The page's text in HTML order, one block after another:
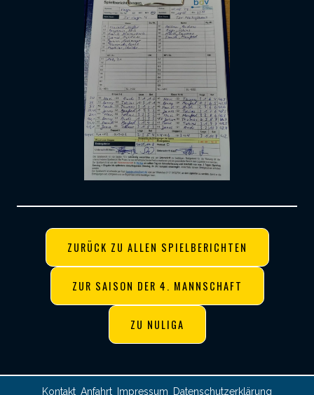
ZURÜCK ZU ALLEN SPIELBERICHTEN
ZUR SAISON DER 4. MANNSCHAFT
ZU NULIGA
Kontakt Anfahrt Impressum Datenschutzerklärung